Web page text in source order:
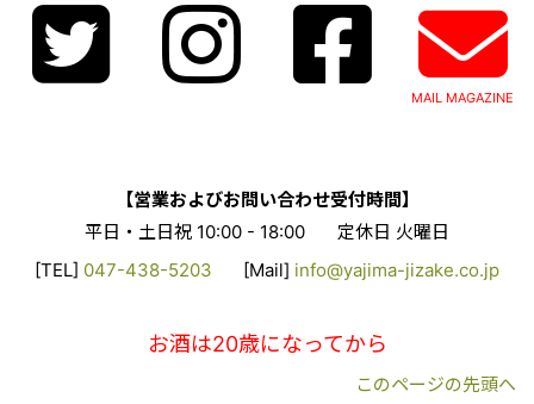
MAIL MAGAZINE
【営業およびお問い合わせ受付時間】
平日・土日祝 10:00 - 18:00
定休日 火曜日
[TEL] 047-438-5203 [Mail] info@yajima-jizake.co.jp
お酒は20歳になってから
このページの先頭へ